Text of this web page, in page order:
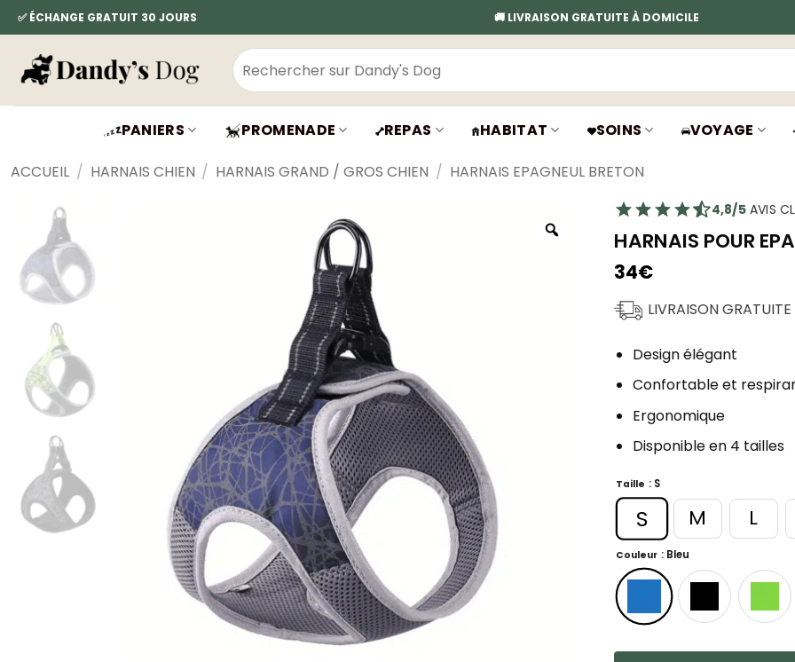
Passer
au
contenu
✅ ÉCHANGE GRATUIT 30 JOURS 🚚 LIVRAISON GRATUITE À DOMICILE
Recherche
pour :
PANIERS PROMENADE REPAS HABITAT SOINS VOYAGE
ACCUEIL / HARNAIS CHIEN / HARNAIS GRAND / GROS CHIEN / HARNAIS EPAGNEUL BRETON
4,8/5AVIS
HARNAIS POUR
34€
LIVRAISON GRATUITE
Design élégant
Confortable et
Ergonomique
Disponible en 4 tailles
Taille : S
S M L
Couleur : Bleu